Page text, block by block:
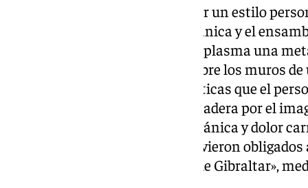
La obra de Falgueras destaca por un estilo
su profundo interés por la mecánica y el
concepto constructivo, el autor plasma una
proyectada de forma poética sobre los muros
son también las tareas burocráticas que el
contrario, el mural tallado en madera por el
una demostración de fuerza orgánica y dolor
familias y profesionales que se vieron
Roque, ciudad «donde reside la de Gibraltar»,